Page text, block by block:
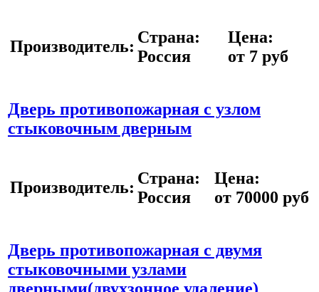
Производитель: Страна:
Россия
Цена:
от 7 руб
Дверь противопожарная с узлом
стыковочным дверным
Производитель: Страна:
Россия
Цена:
от 70000 руб
Дверь противопожарная с двумя
стыковочными узлами
дверными(двухзонное удаление)